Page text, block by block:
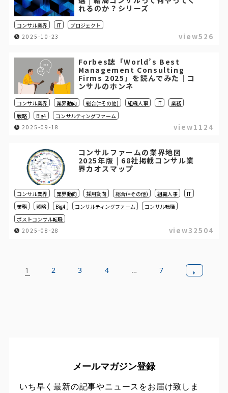
れるのか？シリーズ
コンサル業界 IT
プロジェクト
2025-10-23
view526
Forbes誌「World’s Best
Management Consulting
Firms 2025」を読んでみた｜コ
ンサルのホンネ
コンサル業界 業界動向 総合(=その他) 組織人事 IT
業務
戦略
Big4
コンサルティングファーム
2025-09-18
view1124
コンサルファームの業界地図
2025年版 | 68社掲載コンサル業
界カオスマップ
コンサル業界 業界動向 採用動向 総合(=その他) 組織人事
IT
業務
戦略 Big4 コンサルティングファーム
コンサル転職
ポストコンサル転職
2025-08-28
view32504
1 2 3 4 … 7
メールマガジン登録
いち早く最新の記事やニュースをお届け致しま